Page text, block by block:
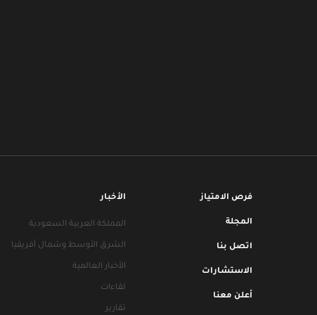
فرص الامتياز
المجلة
اتصل بنا
الاستشارات
أعلن معنا
الأخبار
المملكة العربية السعودية
الشرق الأوسط وشمال أفريقيا
الأخبار العالمية
لقاءات
تقارير